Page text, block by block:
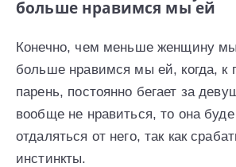
больше нравимся мы ей
Конечно, чем меньше женщину
больше нравимся мы ей, когда, к
парень, постоянно бегает за
вообще не нравиться, то она
отдаляться от него, так как
инстинкты.